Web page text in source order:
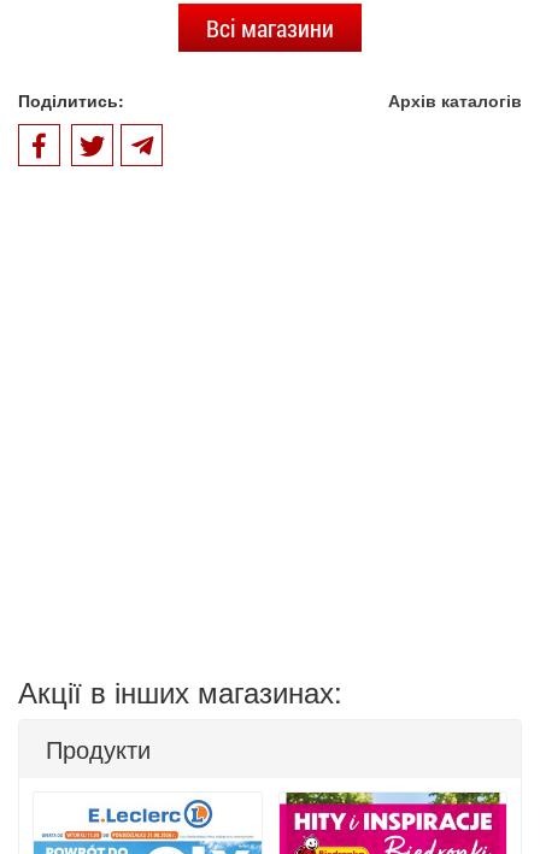
Всі магазини
Поділитись: Архів каталогів
Акції в інших магазинах:
Продукти